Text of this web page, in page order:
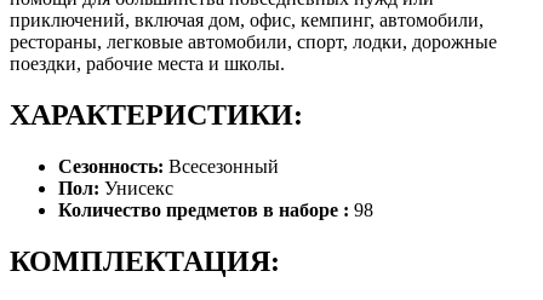
приключений, включая дом, офис, кемпинг, автомобили,
рестораны, легковые автомобили, спорт, лодки, дорожные
поездки, рабочие места и школы.
ХАРАКТЕРИСТИКИ:
Сезонность: Всесезонный
Пол: Унисекс
Количество предметов в наборе : 98
КОМПЛЕКТАЦИЯ: